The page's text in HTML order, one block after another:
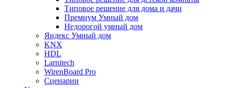
Типовое решение для дома и дачи
Премиум Умный дом
Недорогой умный дом
Яндекс Умный дом
KNX
HDL
Larnitech
WirenBoard Pro
Сценарии